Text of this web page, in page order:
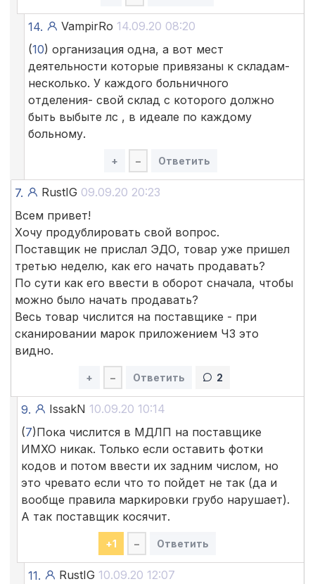
14. VampirRo 14.09.20 08:20
(10) организация одна, а вот мест
деятельности которые привязаны к складам-
несколько. У каждого больничного
отделения- свой склад с которого должно
быть выбыте лс , в идеале по каждому
больному.
+ – Ответить
7. RustIG 09.09.20 20:23
Всем привет!
Хочу продублировать свой вопрос.
Поставщик не прислал ЭДО, товар уже пришел
третью неделю, как его начать продавать?
По сути как его ввести в оборот сначала, чтобы
можно было начать продавать?
Весь товар числится на поставщике - при
сканировании марок приложением ЧЗ это
видно.
+ – Ответить 2
9. IssakN 10.09.20 10:14
(7)Пока числится в МДЛП на поставщике
ИМХО никак. Только если оставить фотки
кодов и потом ввести их задним числом, но
это чревато если что то пойдет не так (да и
вообще правила маркировки грубо нарушает).
А так поставщик косячит.
+1 – Ответить
11. RustIG 10.09.20 12:07